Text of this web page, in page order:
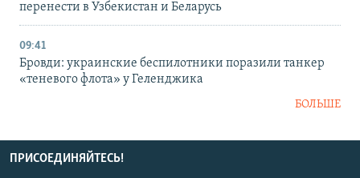
перенести в Узбекистан и Беларусь
09:41
Бровди: украинские беспилотники поразили танкер
«теневого флота» у Геленджика
БОЛЬШЕ
ПРИСОЕДИНЯЙТЕСЬ!